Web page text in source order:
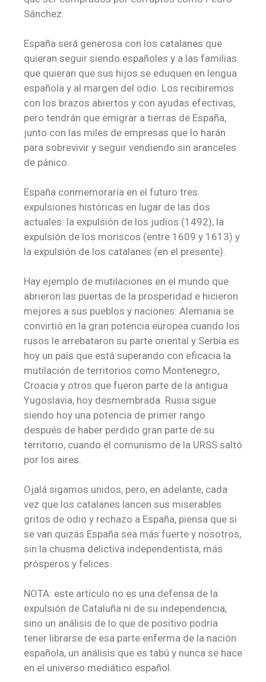
Sánchez.
España será generosa con los catalanes que
quieran seguir siendo españoles y a las familias
que quieran que sus hijos se eduquen en lengua
española y al margen del odio. Los recibiremos
con los brazos abiertos y con ayudas efectivas,
pero tendrán que emigrar a tierras de España,
junto con las miles de empresas que lo harán
para sobrevivir y seguir vendiendo sin aranceles
de pánico.
España conmemoraría en el futuro tres
expulsiones históricas en lugar de las dos
actuales: la expulsión de los judíos (1492), la
expulsión de los moriscos (entre 1609 y 1613) y
la expulsión de los catalanes (en el presente).
Hay ejemplo de mutilaciones en el mundo que
abrieron las puertas de la prosperidad e hicieron
mejores a sus pueblos y naciones: Alemania se
convirtió en la gran potencia europea cuando los
rusos le arrebataron su parte oriental y Serbia es
hoy un país que está superando con eficacia la
mutilación de territorios como Montenegro,
Croacia y otros que fueron parte de la antigua
Yugoslavia, hoy desmembrada. Rusia sigue
siendo hoy una potencia de primer rango
después de haber perdido gran parte de su
territorio, cuando el comunismo de la URSS saltó
por los aires.
Ojalá sigamos unidos, pero, en adelante, cada
vez que los catalanes lancen sus miserables
gritos de odio y rechazo a España, piensa que si
se van quizás España sea más fuerte y nosotros,
sin la chusma delictiva independentista, más
prósperos y felices.
NOTA: este artículo no es una defensa de la
expulsión de Cataluña ni de su independencia,
sino un análisis de lo que de positivo podría
tener librarse de esa parte enferma de la nación
española, un análisis que es tabú y nunca se hace
en el universo mediático español.